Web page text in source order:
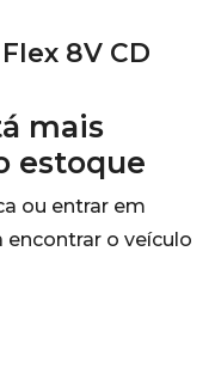
8V CD
mais
estoque
ou entrar em
o veículo